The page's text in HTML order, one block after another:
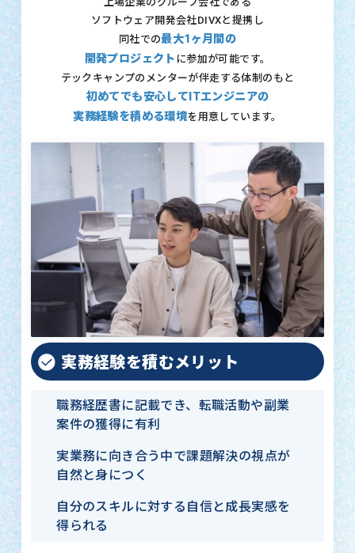
ソフトウェア開発会社DIVXと提携し
同社での最大1ヶ月間の
開発プロジェクト に参加が可能です。
テックキャンプのメンターが伴走する体制のもと
初めてでも安心してITエンジニアの
実務経験を積める環境を用意しています。
実務経験を積むメリット
職務経歴書に記載でき、転職活動や副業
案件の獲得に有利
実業務に向き合う中で課題解決の視点が
自然と身につく
自分のスキルに対する自信と成長実感を
得られる